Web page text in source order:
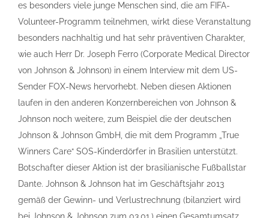
es besonders viele junge Menschen sind, die am FIFA-
Volunteer-Programm teilnehmen, wirkt diese Veranstaltung
besonders nachhaltig und hat sehr präventiven Charakter,
wie auch Herr Dr. Joseph Ferro (Corporate Medical Director
von Johnson & Johnson) in einem Interview mit dem US-
Sender FOX-News hervorhebt. Neben diesen Aktionen
laufen in den anderen Konzernbereichen von Johnson &
Johnson noch weitere, zum Beispiel die der deutschen
Johnson & Johnson GmbH, die mit dem Programm „True
Winners Care“ SOS-Kinderdörfer in Brasilien unterstützt.
Botschafter dieser Aktion ist der brasilianische Fußballstar
Dante. Johnson & Johnson hat im Geschäftsjahr 2013
gemäß der Gewinn- und Verlustrechnung (bilanziert wird